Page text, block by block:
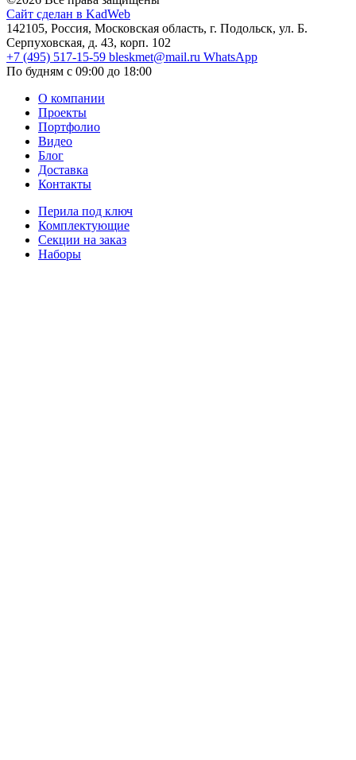
Сайт сделан в KadWeb
142105, Россия, Московская область, г. Подольск, ул. Б.
Серпуховская, д. 43, корп. 102
+7 (495) 517-15-59 bleskmet@mail.ru WhatsApp
По будням с 09:00 до 18:00
О компании
Проекты
Портфолио
Видео
Блог
Доставка
Контакты
Перила под ключ
Комплектующие
Секции на заказ
Наборы